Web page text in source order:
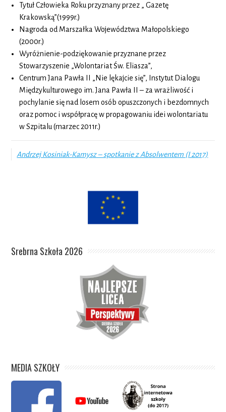
Tytuł Człowieka Roku przyznany przez „ Gazetę
Krakowską”(1999r.)
Nagroda od Marszałka Województwa Małopolskiego
(2000r.)
Wyróżnienie-podziękowanie przyznane przez
Stowarzyszenie „Wolontariat Św. Eliasza”,
Centrum Jana Pawła II „Nie lękajcie się”, Instytut Dialogu
Międzykulturowego im. Jana Pawła II – za wrażliwość i
pochylanie się nad losem osób opuszczonych i bezdomnych
oraz pomoc i współpracę w propagowaniu idei wolontariatu
w Szpitalu (marzec 2011r.)
Andrzej Kosiniak-Kamysz – spotkanie z Absolwentem (I 2017)
Srebrna Szkoła 2026
MEDIA SZKOŁY